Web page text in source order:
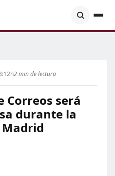
2 min de lectura
Correos será
durante la